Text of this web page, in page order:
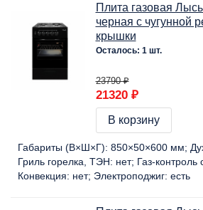
Плита газовая
черная с чугунной
крышки
Осталось: 1 шт.
23790 ₽
21320 ₽
В корзину
Габариты (В×Ш×Г): 850×50×600 мм
Гриль горелка, ТЭН: нет Газ-контроль
Конвекция: нет Электроподжиг: есть